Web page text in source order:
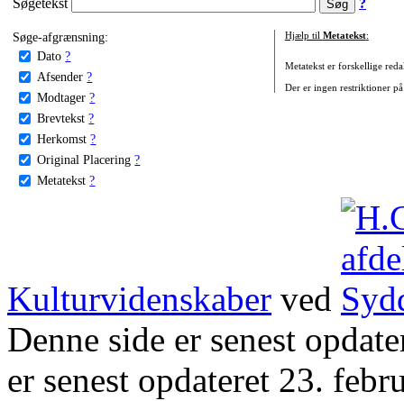
Søgetekst ?
Søge-afgrænsning:
Dato ?
Afsender ?
Modtager ?
Brevtekst ?
Herkomst ?
Original Placering ?
Metatekst ?
Hjælp til Metatekst:
Metatekst er forskellige
Der er ingen restriktioner
Kulturvidenskaber ved
Denne side er senest
er senest opdateret 23.